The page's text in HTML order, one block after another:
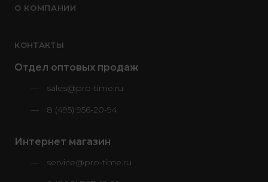
О КОМПАНИИ
КОНТАКТЫ
Отдел оптовых продаж
sales@pro-time.ru
8 (495) 956-20-94
Интернет магазин
service@pro-time.ru